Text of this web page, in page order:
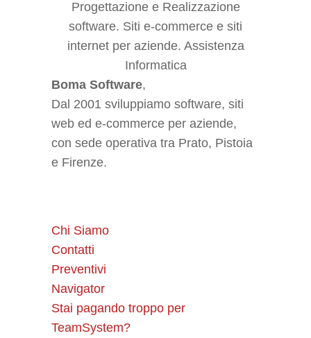
Boma Software,
Dal 2001 sviluppiamo software, siti
web ed e-commerce per aziende,
con sede operativa tra Prato, Pistoia
e Firenze.
Chi Siamo
Contatti
Preventivi
Navigator
Stai pagando troppo per
TeamSystem?